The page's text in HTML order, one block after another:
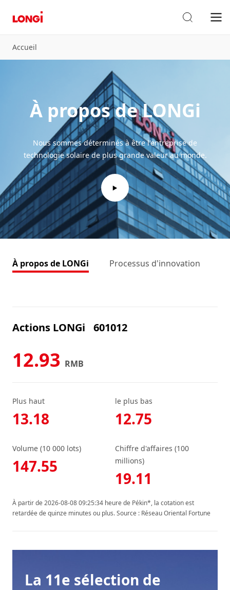
Accueil
À propos de LONGi
Nous sommes déterminés à être l'entreprise de
technologie solaire de plus grande valeur au monde.
À propos de LONGi Processus d'innovation
Actions LONGi 601012
12.93 RMB
Plus haut
13.18
le plus bas
12.75
Volume (10 000 lots)
147.55
Chiffre d'affaires (100
millions)
19.11
À partir de 2026-08-08 09:25:34 heure de Pékin*, la cotation est
retardée de quinze minutes ou plus. Source : Réseau Oriental Fortune
La 11e sélection de